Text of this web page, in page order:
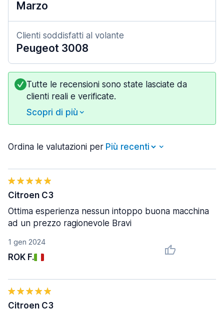
Marzo
Clienti soddisfatti al volante
Peugeot 3008
Tutte le recensioni sono state lasciate da
clienti reali e verificate.
Scopri di più
Ordina le valutazioni per
1 gen 2024
ROK F.
Citroen C3
Ottima esperienza nessun intoppo buona macchina
ad un prezzo ragionevole Bravi
Citroen C3